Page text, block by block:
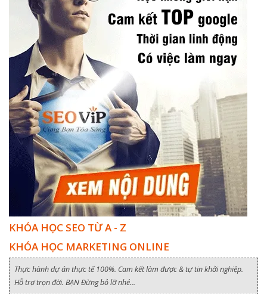
KHÓA HỌC SEO TỪ A - Z
KHÓA HỌC MARKETING ONLINE
Thực hành dự án thực tế 100%. Cam kết làm được & tự tin khởi nghiệp.
Hỗ trợ trọn đời. BẠN Đừng bỏ lỡ nhé...